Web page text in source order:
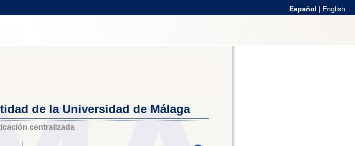
Español | English
de la Universidad de Málaga
centralizada